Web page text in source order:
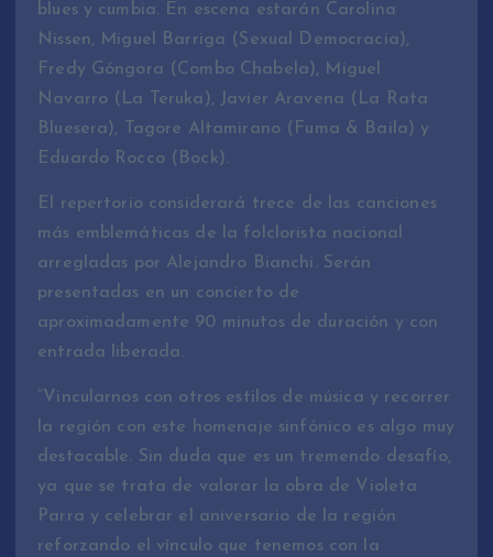
blues y cumbia. En escena estarán Carolina
Nissen, Miguel Barriga (Sexual Democracia),
Fredy Góngora (Combo Chabela), Miguel
Navarro (La Teruka), Javier Aravena (La Rata
Bluesera), Tagore Altamirano (Fuma & Baila) y
Eduardo Rocco (Bock).
El repertorio considerará trece de las canciones
más emblemáticas de la folclorista nacional
arregladas por Alejandro Bianchi. Serán
presentadas en un concierto de
aproximadamente 90 minutos de duración y con
entrada liberada.
“Vincularnos con otros estilos de música y recorrer
la región con este homenaje sinfónico es algo muy
destacable. Sin duda que es un tremendo desafío,
ya que se trata de valorar la obra de Violeta
Parra y celebrar el aniversario de la región
reforzando el vínculo que tenemos con la